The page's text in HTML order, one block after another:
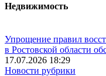
Недвижимость
Упрощение правил
в Ростовской области
17.07.2026 18:29
Новости рубрики